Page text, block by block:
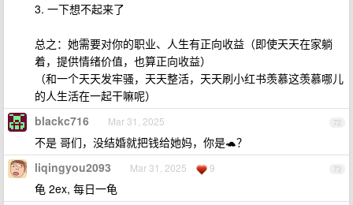
3. 一下想不起来了
总之：她需要对你的职业、人生有正向收益（即使天天在家躺
着，提供情绪价值，也算正向收益）
（和一个天天发牢骚，天天整活，天天刷小红书羡慕这羡慕哪儿
的人生活在一起干嘛呢）
72
blackc716 Mar 31, 2025
不是 哥们，没结婚就把钱给她妈，你是🐢？
73
liqingyou2093 Mar 31, 2025 9
龟 2ex, 每日一龟